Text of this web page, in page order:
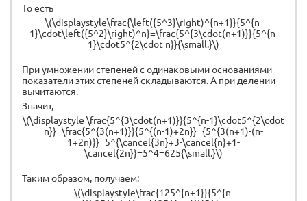
То есть
\(\displaystyle\frac{\left({5^3}\right)^{n+1}}{5^{n-
1}\cdot\left({5^2}\right)^n}=\frac{5^{3\cdot(n+1)}}{5^{n-
1}\cdot5^{2\cdot n}}{\small.}\)
При умножении степеней с одинаковыми основаниями
показатели этих степеней складываются. А при делении
вычитаются.
Значит,
\(\displaystyle \frac{5^{3\cdot(n+1)}}{5^{n-1}\cdot5^{2\cdot
n}}=\frac{5^{3(n+1)}}{5^{(n-1)+2n}}={5^{3(n+1)-(n-
1+2n)}}=5^{\cancel{3n}+3-\cancel{n}+1-
\cancel{2n}}=5^4=625{\small.}\)
Таким образом, получаем:
\(\displaystyle\frac{125^{n+1}}{5^{n-